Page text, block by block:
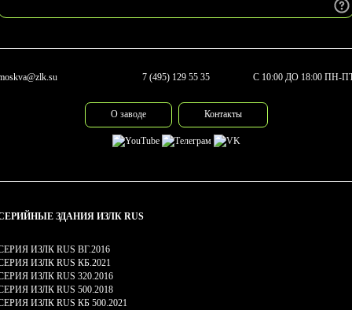
7 (495) 129 55 35 С 10:00 ДО 18:00 ПН-
О заводе Контакты
ЗДАНИЯ ИЗЛК RUS
ИЗЛК RUS ВГ.2016
ИЗЛК RUS КБ.2021
ИЗЛК RUS 320.2016
ИЗЛК RUS 500.2018
ИЗЛК RUS КБ 500.2021